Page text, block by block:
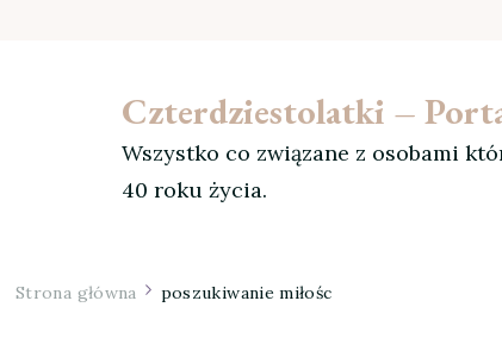
Czterdziestolatki –
Wszystko co związane z osobami
40 roku życia.
Strona główna poszukiwanie miłośc